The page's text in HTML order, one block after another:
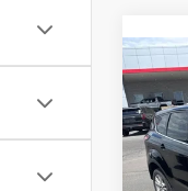
SE
VIN: